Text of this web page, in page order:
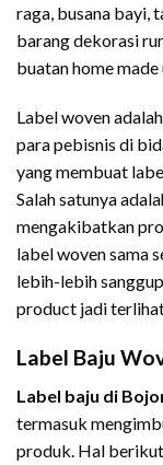
raga, busana bayi,
barang dekorasi
buatan home
Label woven
para pebisnis di
yang membuat
Salah satunya
mengakibatkan
label woven sama
lebih-lebih
product jadi
Label Baju
Label baju di
termasuk
produk. Hal